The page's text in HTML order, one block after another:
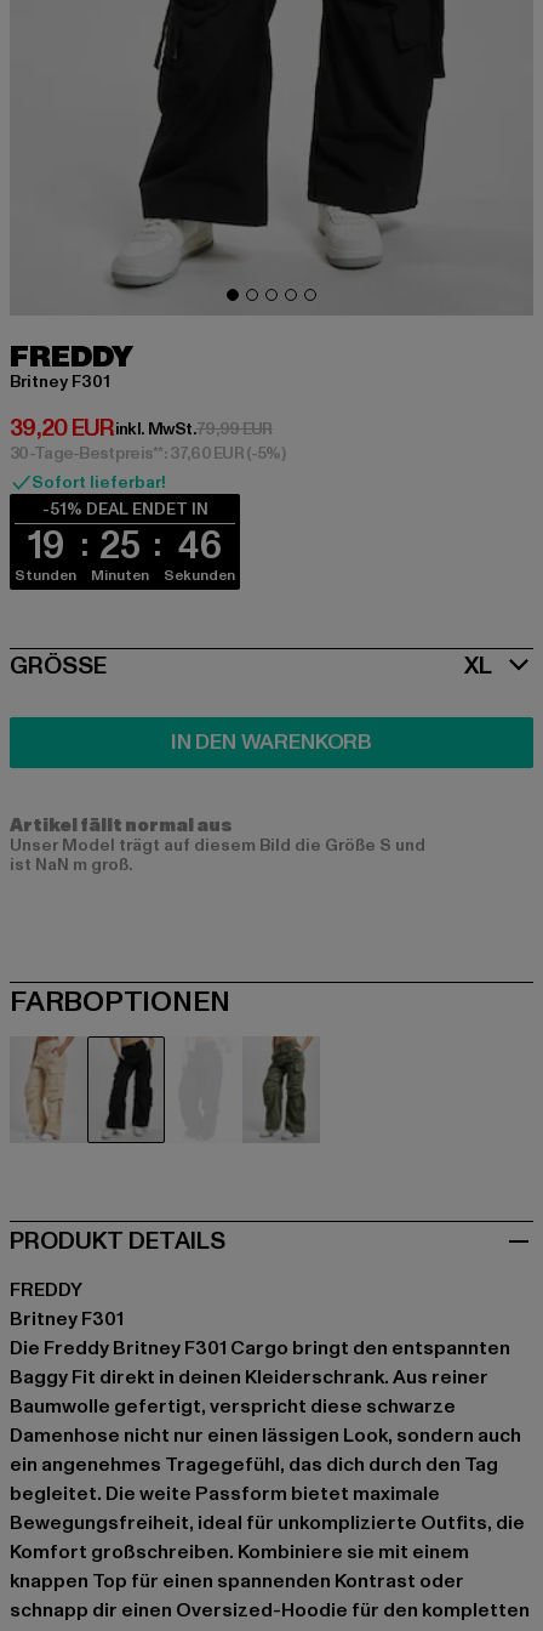
FREDDY
Britney F301
39,20 EUR
Derzeitiger Preis: 39,20 EUR
inkl. MwSt.79,99 EURAktionspreis: 79,99 EUR
30-Tage-Bestpreis**: 37,60 EUR(-5%)
Sofort lieferbar!
-51% DEAL ENDET IN
19
Stunden
25
Minuten
45
Sekunden
SIZE
GRÖSSE XL
IN DEN WARENKORB
Artikel fällt normal aus
Unser Model trägt auf diesem Bild die Größe S und
ist NaN m groß.
FARBOPTIONEN
PRODUKT DETAILS
FREDDY
Britney F301
Die Freddy Britney F301 Cargo bringt den entspannten
Baggy Fit direkt in deinen Kleiderschrank. Aus reiner
Baumwolle gefertigt, verspricht diese schwarze
Damenhose nicht nur einen lässigen Look, sondern auch
ein angenehmes Tragegefühl, das dich durch den Tag
begleitet. Die weite Passform bietet maximale
Bewegungsfreiheit, ideal für unkomplizierte Outfits, die
Komfort großschreiben. Kombiniere sie mit einem
knappen Top für einen spannenden Kontrast oder
schnapp dir einen Oversized-Hoodie für den kompletten